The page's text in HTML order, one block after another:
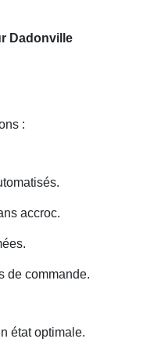
Dadonville
:
accroc.
de commande.
état optimale.